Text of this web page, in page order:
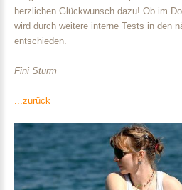
herzlichen Glückwunsch dazu! Ob im
wird durch weitere interne Tests in den
entschieden.
Fini Sturm
...zurück